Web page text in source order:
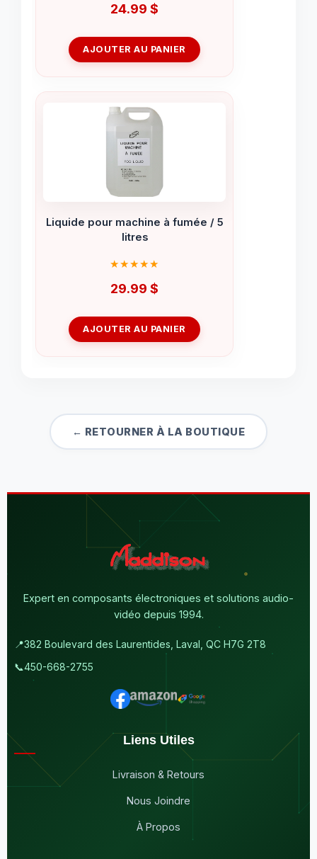
24.99 $
AJOUTER AU PANIER
Liquide pour machine à fumée / 5
litres
29.99 $
AJOUTER AU PANIER
← RETOURNER À LA BOUTIQUE
Expert en composants électroniques et solutions audio-
vidéo depuis 1994.
📍382 Boulevard des Laurentides, Laval, QC H7G 2T8
📞450-668-2755
Liens Utiles
Livraison & Retours
Nous Joindre
À Propos